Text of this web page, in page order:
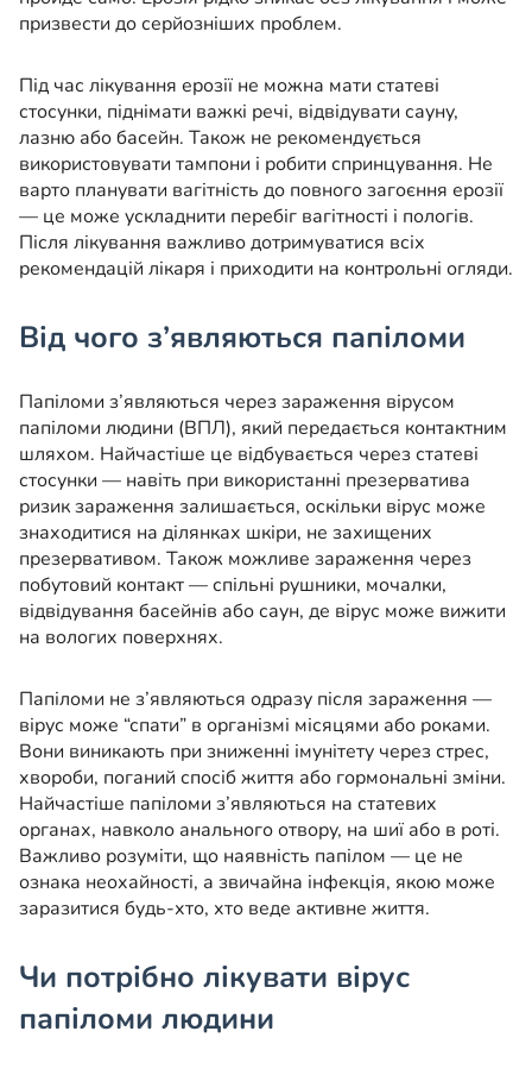
призвести до серйозніших проблем.
Під час лікування ерозії не можна мати статеві
стосунки, піднімати важкі речі, відвідувати сауну,
лазню або басейн. Також не рекомендується
використовувати тампони і робити спринцування. Не
варто планувати вагітність до повного загоєння ерозії
— це може ускладнити перебіг вагітності і пологів.
Після лікування важливо дотримуватися всіх
рекомендацій лікаря і приходити на контрольні огляди.
Від чого з’являються папіломи
Папіломи з’являються через зараження вірусом
папіломи людини (ВПЛ), який передається контактним
шляхом. Найчастіше це відбувається через статеві
стосунки — навіть при використанні презерватива
ризик зараження залишається, оскільки вірус може
знаходитися на ділянках шкіри, не захищених
презервативом. Також можливе зараження через
побутовий контакт — спільні рушники, мочалки,
відвідування басейнів або саун, де вірус може вижити
на вологих поверхнях.
Папіломи не з’являються одразу після зараження —
вірус може “спати” в організмі місяцями або роками.
Вони виникають при зниженні імунітету через стрес,
хвороби, поганий спосіб життя або гормональні зміни.
Найчастіше папіломи з’являються на статевих
органах, навколо анального отвору, на шиї або в роті.
Важливо розуміти, що наявність папілом — це не
ознака неохайності, а звичайна інфекція, якою може
заразитися будь-хто, хто веде активне життя.
Чи потрібно лікувати вірус
папіломи людини